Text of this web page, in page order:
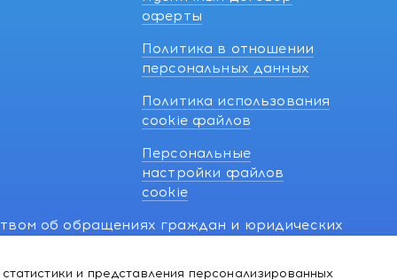
и представления персонализированных
оферты
Политика в отношении
персональных данных
Политика использования
cookie файлов
Персональные
настройки файлов
cookie
об обращениях граждан и юридических